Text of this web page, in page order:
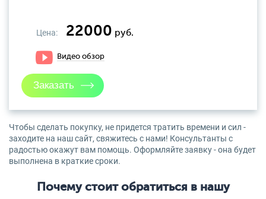
Цена: 22000 руб.
Видео обзор
Чтобы сделать покупку, не придется тратить времени и сил -
заходите на наш сайт, свяжитесь с нами! Консультанты с
радостью окажут вам помощь. Оформляйте заявку - она будет
выполнена в краткие сроки.
Почему стоит обратиться в нашу